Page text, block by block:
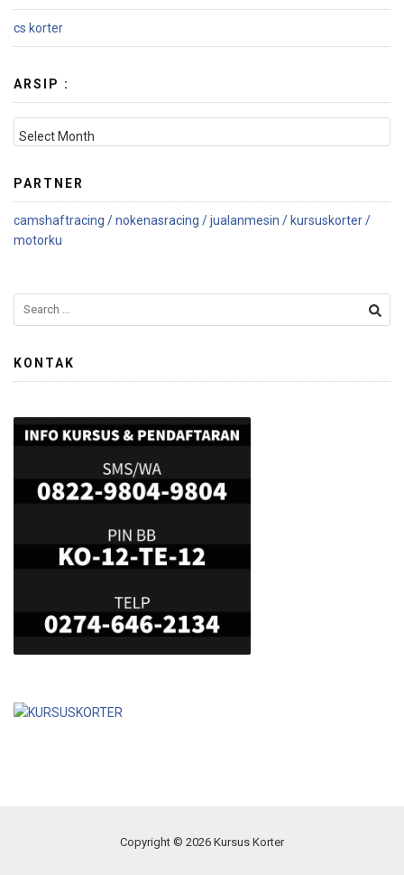
cs korter
ARSIP :
PARTNER
camshaftracing /nokenasracing /jualanmesin / kursuskorter /
motorku
KONTAK
Copyright © 2026 Kursus Korter